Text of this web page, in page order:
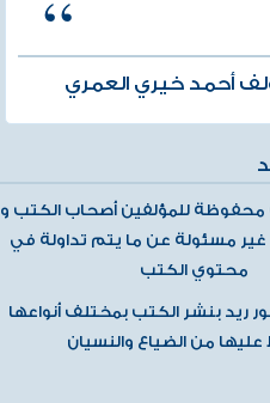
أحمد خيري العمري
محفوظة للمؤلفين أصحاب الكتب و
غير مسئولة عن ما يتم تداولة في
محتوي الكتب
ريد بنشر الكتب بمختلف أنواعها
من الضياع والنسيان